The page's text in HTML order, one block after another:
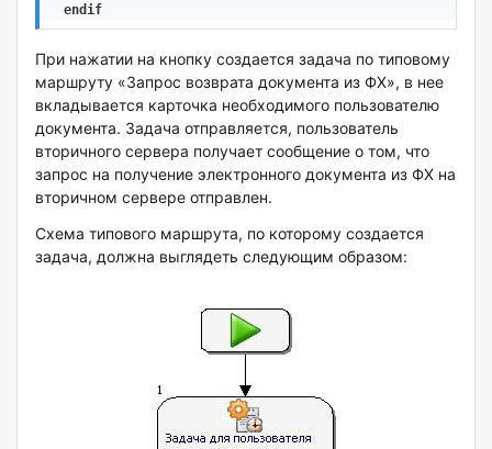
endif
При нажатии на кнопку создается задача по типовому
маршруту «Запрос возврата документа из ФХ», в нее
вкладывается карточка необходимого пользователю
документа. Задача отправляется, пользователь
вторичного сервера получает сообщение о том, что
запрос на получение электронного документа из ФХ на
вторичном сервере отправлен.
Схема типового маршрута, по которому создается
задача, должна выглядеть следующим образом: